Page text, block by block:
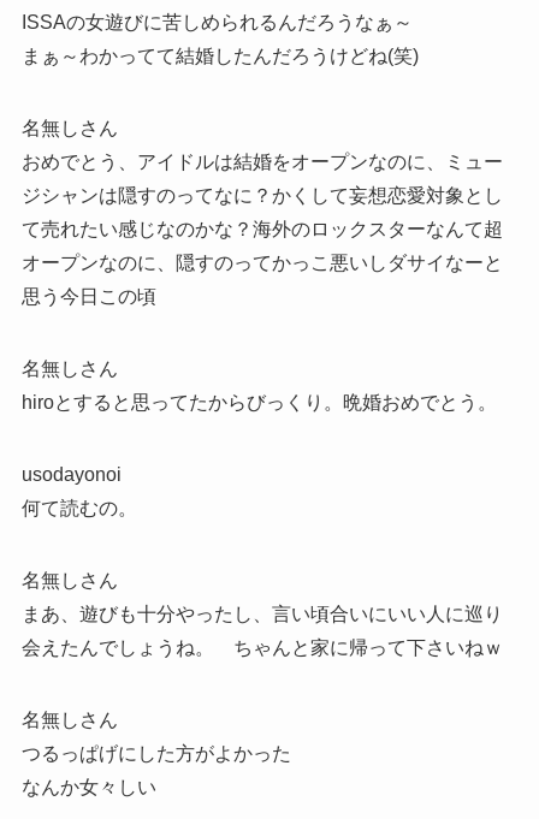
ISSAの女遊びに苦しめられるんだろうなぁ～
まぁ～わかってて結婚したんだろうけどね(笑)
名無しさん
おめでとう、アイドルは結婚をオープンなのに、ミュー
ジシャンは隠すのってなに？かくして妄想恋愛対象とし
て売れたい感じなのかな？海外のロックスターなんて超
オープンなのに、隠すのってかっこ悪いしダサイなーと
思う今日この頃
名無しさん
hiroとすると思ってたからびっくり。晩婚おめでとう。
usodayonoi
何て読むの。
名無しさん
まあ、遊びも十分やったし、言い頃合いにいい人に巡り
会えたんでしょうね。 ちゃんと家に帰って下さいねｗ
名無しさん
つるっぱげにした方がよかった
なんか女々しい